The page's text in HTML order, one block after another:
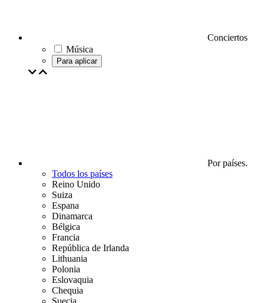
Conciertos
Música
Para aplicar
Por países.
Todos los países
Reino Unido
Suiza
Espana
Dinamarca
Bélgica
Francia
República de Irlanda
Lithuania
Polonia
Eslovaquia
Chequia
Suecia